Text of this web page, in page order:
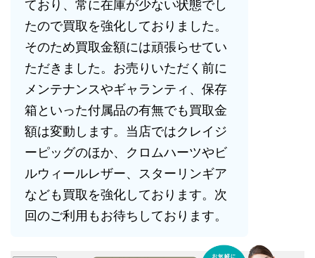
ており、常に在庫が少ない状態でし
たので買取を強化しておりました。
そのため買取金額には頑張らせてい
ただきました。お売りいただく前に
メンテナンスやギャランティ、保存
箱といった付属品の有無でも買取金
額は変動します。当店ではクレイジ
ーピッグのほか、クロムハーツやビ
ルウィールレザー、スターリンギア
なども買取を強化しております。次
回のご利用もお待ちしております。